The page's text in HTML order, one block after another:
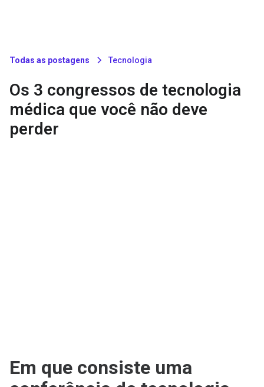
Todas as postagens Tecnologia
Os 3 congressos de tecnologia
médica que você não deve
perder
Em que consiste uma